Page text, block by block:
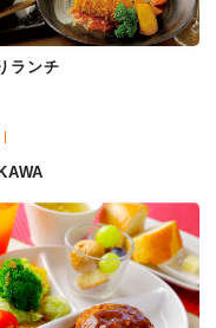
ランチ